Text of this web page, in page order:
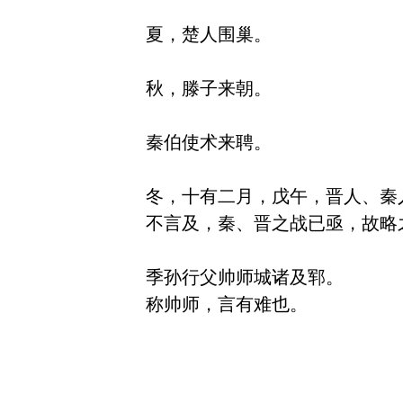
夏，楚人围巢。
秋，滕子来朝。
秦伯使术来聘。
冬，十有二月，戊午，晋人、秦
不言及，秦、晋之战已亟，故略
季孙行父帅师城诸及郓。